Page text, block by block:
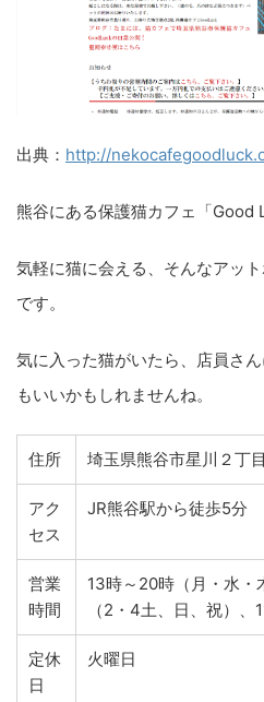
出典： http://
熊谷にある保護猫カフェ「Good
気軽に猫に会える、そんなアッ
です。
気に入った猫がいたら、店員さ
もいいかもしれませんね。
住所 埼玉県熊谷市星川２
アク
セス
JR熊谷駅から徒歩5分
営業
時間
13時～20時（月・水・
（2・4土、日、祝）、
定休
日
火曜日